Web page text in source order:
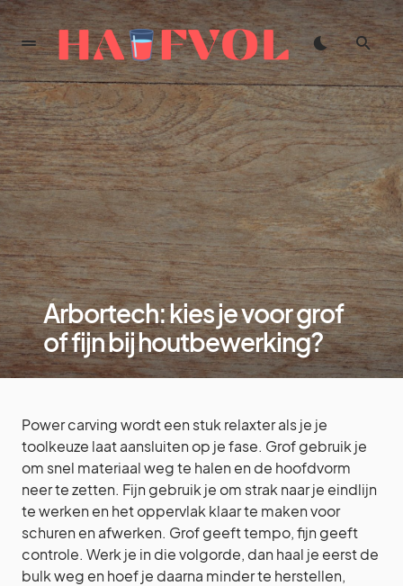
Arbortech: kies je voor grof
of fijn bij houtbewerking?
Power carving wordt een stuk relaxter als je je
toolkeuze laat aansluiten op je fase. Grof gebruik je
om snel materiaal weg te halen en de hoofdvorm
neer te zetten. Fijn gebruik je om strak naar je eindlijn
te werken en het oppervlak klaar te maken voor
schuren en afwerken. Grof geeft tempo, fijn geeft
controle. Werk je in die volgorde, dan haal je eerst de
bulk weg en hoef je daarna minder te herstellen,